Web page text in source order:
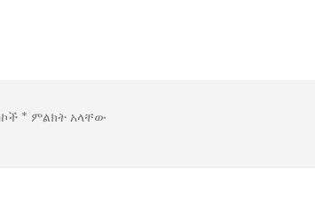
* ምልክት አላቸው